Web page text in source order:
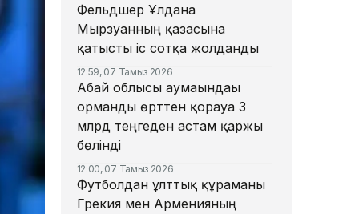
Фельдшер Ұлдана
Мырзуанның қазасына
қатысты іс сотқа жолданды
12:59, 07 Тамыз 2026
Абай облысы аумағындағы
орманды өрттен қорғауға 3
млрд теңгеден астам қаржы
бөлінді
12:00, 07 Тамыз 2026
Футболдан ұлттық құраманы
Грекия мен Арменияның